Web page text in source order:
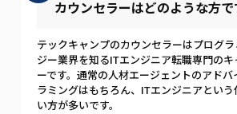
カウンセラーはどのような方で
テックキャンプのカウンセラーはプログラ
ジー業界を知るITエンジニア転職専門の
ーです。通常の人材エージェントのアド
ラミングはもちろん、ITエンジニアとい
い方が多いです。